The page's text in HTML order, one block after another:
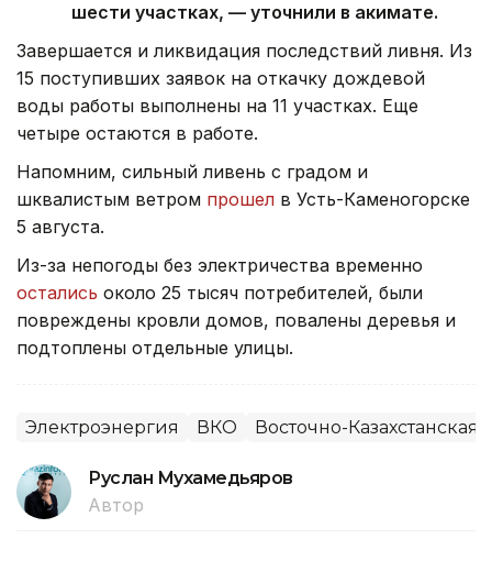
шести участках, — уточнили в акимате.
Завершается и ликвидация последствий ливня. Из
15 поступивших заявок на откачку дождевой
воды работы выполнены на 11 участках. Еще
четыре остаются в работе.
Напомним, сильный ливень с градом и
шквалистым ветром прошел в Усть-Каменогорске
5 августа.
Из-за непогоды без электричества временно
остались около 25 тысяч потребителей, были
повреждены кровли домов, повалены деревья и
подтоплены отдельные улицы.
Электроэнергия ВКО Восточно-Казахстанская
Руслан Мухамедьяров
Автор